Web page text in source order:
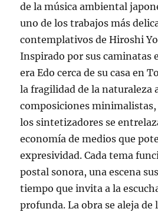
de la música ambiental
uno de los trabajos más
contemplativos de Hiroshi
Inspirado por sus caminatas
era Edo cerca de su casa en
la fragilidad de la naturaleza
composiciones
los sintetizadores se
economía de medios que
expresividad. Cada tema
postal sonora, una escena
tiempo que invita a la
profunda. La obra se aleja